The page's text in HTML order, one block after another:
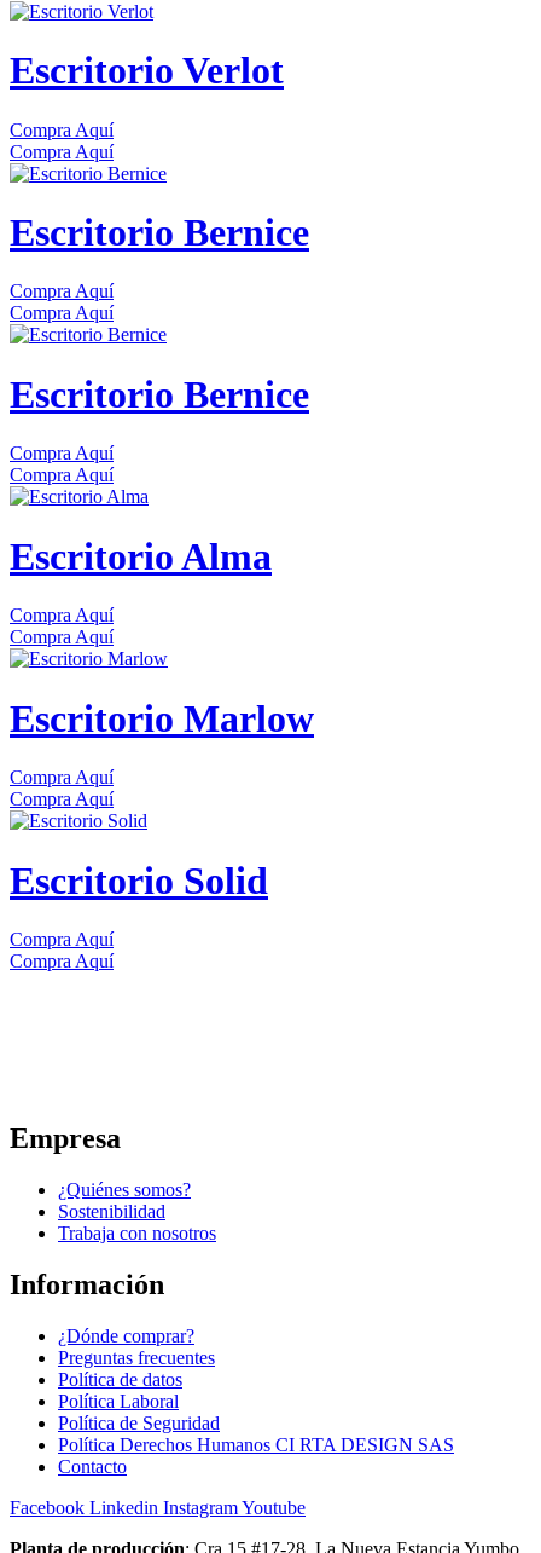
Escritorio Verlot
Compra Aquí
Compra Aquí
Escritorio Bernice
Compra Aquí
Compra Aquí
Escritorio Bernice
Compra Aquí
Compra Aquí
Escritorio Alma
Compra Aquí
Compra Aquí
Escritorio Marlow
Compra Aquí
Compra Aquí
Escritorio Solid
Compra Aquí
Compra Aquí
Empresa
¿Quiénes somos?
Sostenibilidad
Trabaja con nosotros
Información
¿Dónde comprar?
Preguntas frecuentes
Política de datos
Política Laboral
Política de Seguridad
Política Derechos Humanos CI RTA DESIGN SAS
Contacto
Facebook Linkedin InstagramYoutube
Planta de producción: Cra 15 #17-28, La Nueva Estancia Yumbo,